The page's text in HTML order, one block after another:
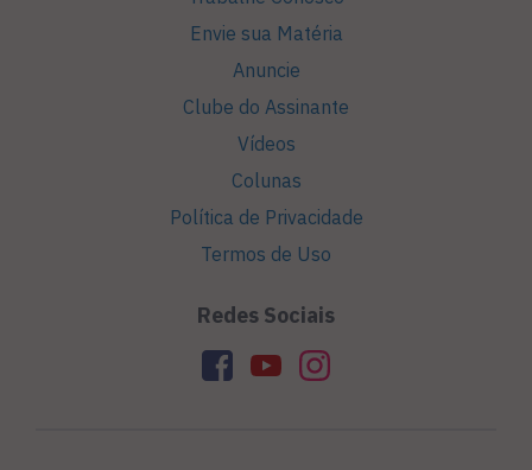
Envie sua Matéria
Anuncie
Clube do Assinante
Vídeos
Colunas
Política de Privacidade
Termos de Uso
Redes Sociais